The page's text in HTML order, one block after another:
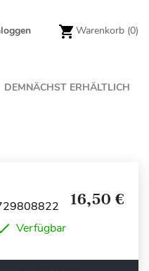
Warenkorb (0)
DEMNÄCHST ERHÄLTLICH
16,50 €
Verfügbar